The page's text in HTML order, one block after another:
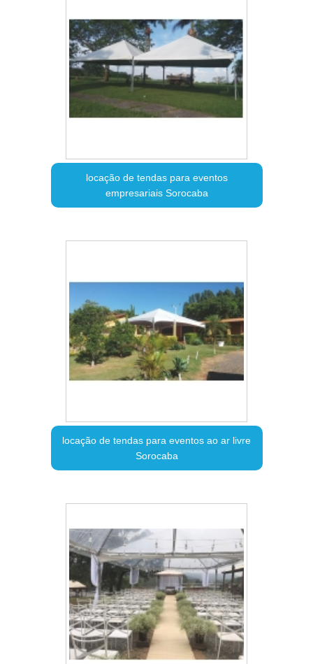
locação de tendas para eventos
empresariais Sorocaba
locação de tendas para eventos ao ar livre
Sorocaba